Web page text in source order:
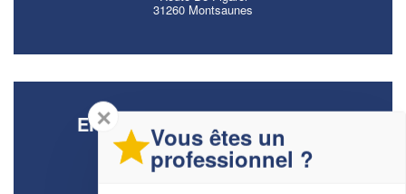
31260 Montsaunes
ENTREPRISE CHOI LAURENT
17 Clos Du Cossignol
31320 Aureville
✕
Vous êtes un
professionnel ?